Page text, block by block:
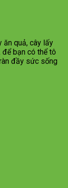
ăn quả, cây lấy
để bạn có thể tô
đầy sức sống